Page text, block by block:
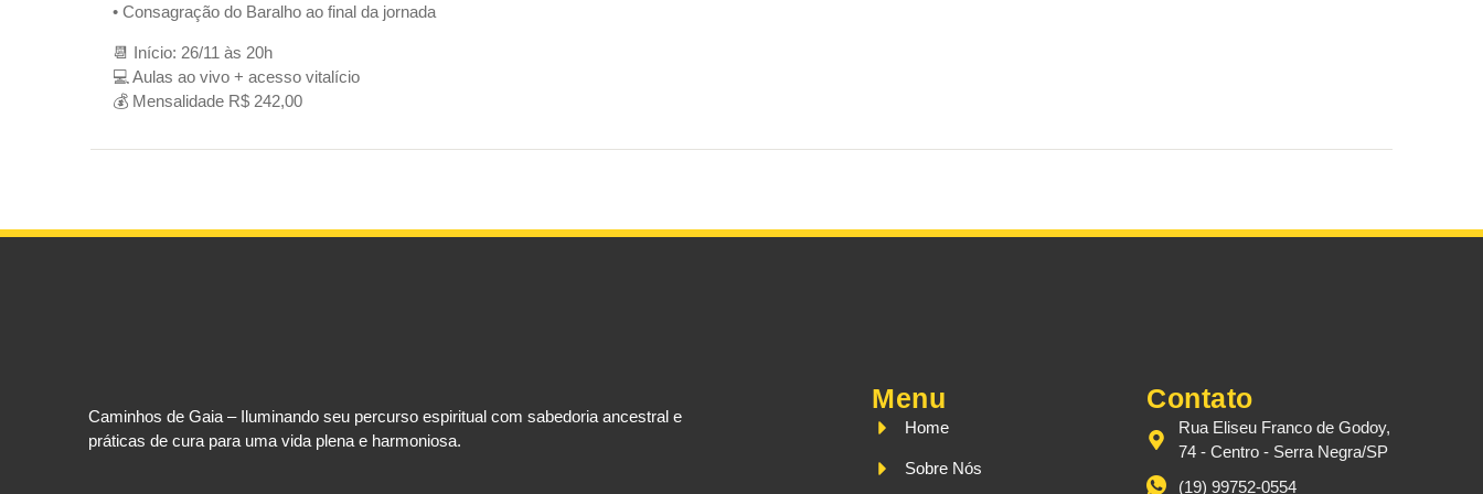
• Consagração do Baralho ao final da jornada
📆 Início: 26/11 às 20h
💻 Aulas ao vivo + acesso vitalício
💰 Mensalidade R$ 242,00
Caminhos de Gaia – Iluminando seu percurso espiritual com sabedoria ancestral e
práticas de cura para uma vida plena e harmoniosa.
Menu
Home
Sobre Nós
Contato
Rua Eliseu Franco de Godoy,
74 - Centro - Serra Negra/SP
(19) 99752-0554